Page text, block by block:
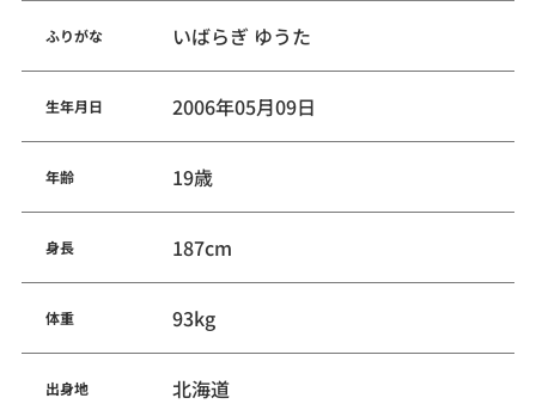
ふりがな いばらぎ ゆうた
生年月日 2006年05月09日
年齢 19歳
身長 187cm
体重 93kg
出身地 北海道